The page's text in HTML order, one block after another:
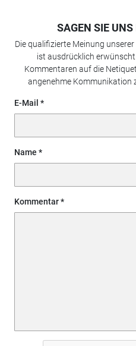
SAGEN SIE
Die qualifizierte Meinung
ist ausdrücklich
Kommentaren auf die
angenehme Kommunikation
E-Mail
Name
Kommentar